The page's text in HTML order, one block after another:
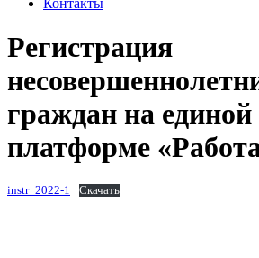
Регистрация
граждан на
платформе
instr_2022-1 Скачать